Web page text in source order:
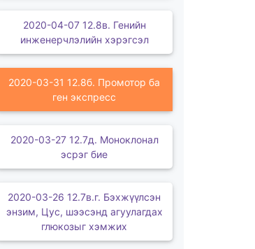
2020-04-07 12.8в. Генийн
инженерчлэлийн хэрэгсэл
2020-03-31 12.8б. Промотор ба
ген экспресс
2020-03-27 12.7д. Моноклонал
эсрэг бие
2020-03-26 12.7в.г. Бэхжүүлсэн
энзим, Цус, шээсэнд агуулагдах
глюкозыг хэмжих